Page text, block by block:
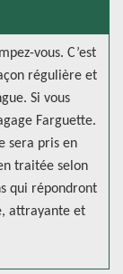
vous. C’est
régulière et
Si vous
Farguette.
sera pris en
traitée selon
qui répondront
attrayante et